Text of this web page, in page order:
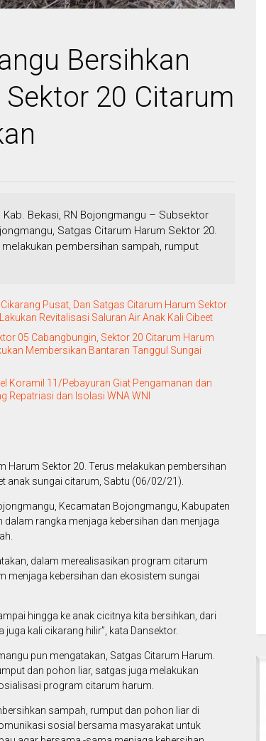
Bersihkan
20 Citarum
Kab. Bekasi, RN Bojongmangu – Subsektor
Satgas Citarum Harum Sektor 20.
pembersihan sampah, rumput
Pusat, Dan Satgas Citarum Harum Sektor
Revitalisasi Saluran Air Anak Kali Cibeet
05 Cabangbungin, Sektor 20 Citarum Harum
Membersikan Bantaran Tanggul Sungai
Koramil 11/Pebayuran Giat Pengamanan dan
Repatriasi dan Isolasi WNA WNI
Sektor 20. Terus melakukan pembersihan
anak sungai citarum, Sabtu (06/02/21).
Kecamatan Bojongmangu, Kabupaten
rangka menjaga kebersihan dan menjaga
dalam merealisasikan program citarum
menjaga kebersihan dan ekosistem sungai
hingga ke anak cicitnya kita bersihkan, dari
kali cikarang hilir”, kata Dansektor.
pun mengatakan, Satgas Citarum Harum.
dan pohon liar, satgas juga melakukan
program citarum harum.
sampah, rumput dan pohon liar di
sosial bersama masyarakat untuk